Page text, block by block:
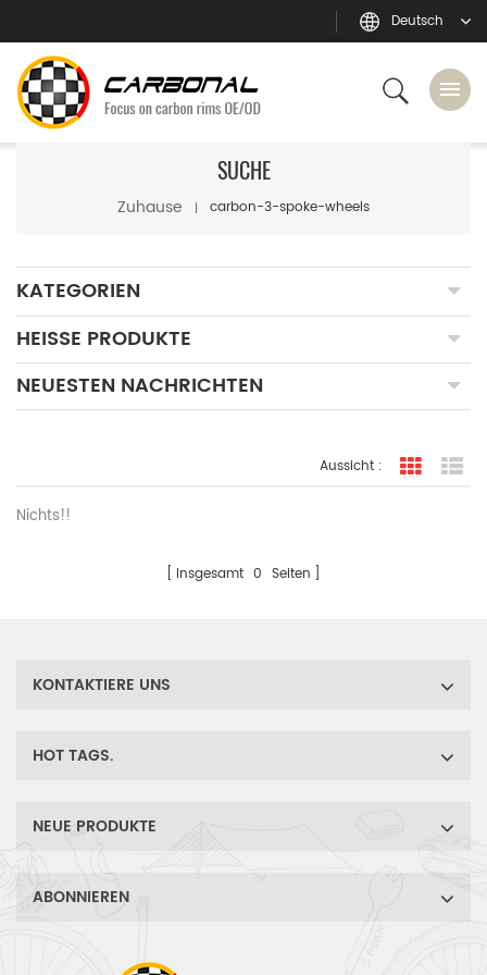
Deutsch
SUCHE
Zuhause carbon-3-spoke-wheels
KATEGORIEN
HEISSE PRODUKTE
NEUESTEN NACHRICHTEN
Aussicht :
Nichts!!
Insgesamt 0 Seiten
KONTAKTIERE UNS
HOT TAGS.
NEUE PRODUKTE
ABONNIEREN